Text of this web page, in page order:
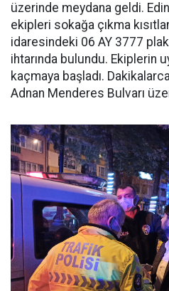
üzerinde meydana geldi.
ekipleri sokağa çıkma
idaresindeki 06 AY 3777
ihtarında bulundu. Ekiplerin
kaçmaya başladı.
Adnan Menderes Bulvarı